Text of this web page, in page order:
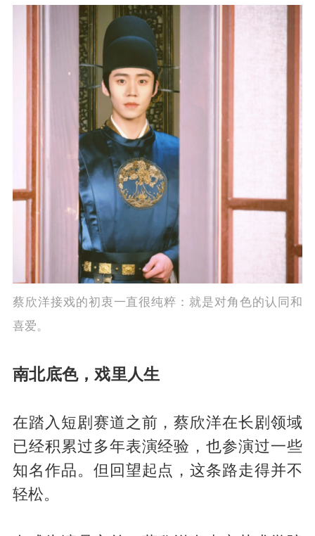
蔡欣洋接戏的初衷一直很纯粹：就是对角色的认同和
喜爱。
南北底色，戏里人生
在踏入短剧赛道之前，蔡欣洋在长剧领域
已经积累过多年表演经验，也参演过一些
知名作品。但回望起点，这条路走得并不
轻松。